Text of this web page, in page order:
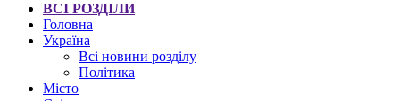
ВСІ РОЗДІЛИ
Головна
Україна
Всі новини розділу
Політика
Місто